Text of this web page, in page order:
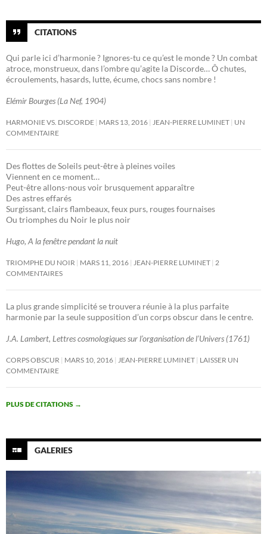
CITATIONS
Qui parle ici d’harmonie ? Ignores-tu ce qu’est le monde ? Un combat
atroce, monstrueux, dans l’ombre qu’agite la Discorde… Ô chutes,
écroulements, hasards, lutte, écume, chocs sans nombre !
Elémir Bourges (La Nef, 1904)
HARMONIE VS. DISCORDE MARS 13, 2016 JEAN-PIERRE LUMINET UN
COMMENTAIRE
Des flottes de Soleils peut-être à pleines voiles
Viennent en ce moment…
Peut-être allons-nous voir brusquement apparaître
Des astres effarés
Surgissant, clairs flambeaux, feux purs, rouges fournaises
Ou triomphes du Noir le plus noir
Hugo, A la fenêtre pendant la nuit
TRIOMPHE DU NOIR MARS 11, 2016 JEAN-PIERRE LUMINET 2
COMMENTAIRES
La plus grande simplicité se trouvera réunie à la plus parfaite
harmonie par la seule supposition d’un corps obscur dans le centre.
J.A. Lambert, Lettres cosmologiques sur l’organisation de l’Univers (1761)
CORPS OBSCUR MARS 10, 2016 JEAN-PIERRE LUMINET LAISSER UN
COMMENTAIRE
PLUS DE CITATIONS →
GALERIES